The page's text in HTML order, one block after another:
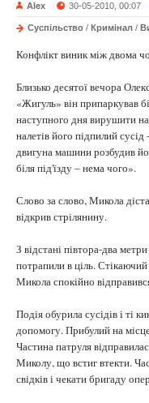
Alex 30-05-2010, 00:07
Суспільство / Кримінал /
Конфлікт виник між двома
Близько десятої вечора
«Жигуль» він припаркував
наступного дня вирушити
налетів його підпилий
двигуна машини розбудив
біля під'їзду – нема чого».
Слово за слово, Микола
відкрив стрілянину.
З відстані півтора-два
потрапили в ціль.
Микола спокійно
Подія обурила сусідів і ті
допомогу. Прибулий на
Частина патруля
Миколу, що встиг втекти.
свідків і чекати бригаду